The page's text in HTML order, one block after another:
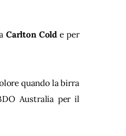
Carlton Cold e per
quando la birra
Australia per il